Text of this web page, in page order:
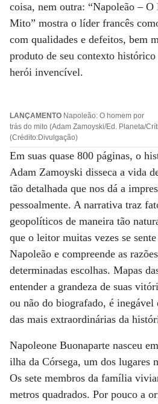
coisa, nem outra: “Napoleão –
Mito” mostra o líder francês
com qualidades e defeitos, bem
produto de seu contexto
herói invencível.
LANÇAMENTO Napoleão: O homem por
trás do mito (Adam Zamoyski/Ed. Planeta/
(Crédito:Divulgação)
Em suas quase 800 páginas, o
Adam Zamoyski disseca a vida
tão detalhada que nos dá a
pessoalmente. A narrativa traz
geopolíticos de maneira tão
que o leitor muitas vezes se
Napoleão e compreende as
determinadas escolhas. Mapas
entender a grandeza de suas
ou não do biografado, é
das mais extraordinárias da
Napoleone Buonaparte nasceu
ilha da Córsega, um dos lugares
Os sete membros da família
metros quadrados. Por pouco a